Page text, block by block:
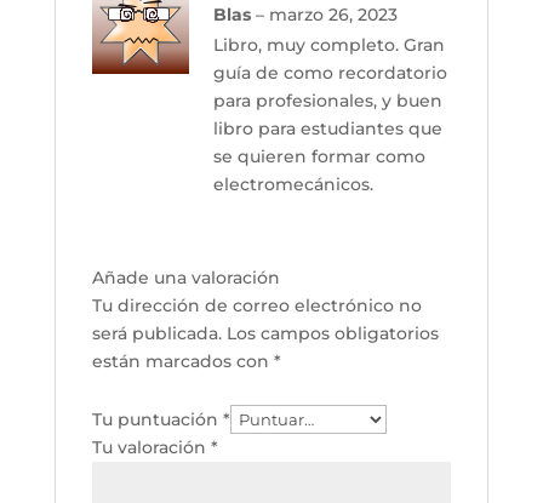
Valorado
Blas – marzo 26, 2023
Libro, muy completo. Gran
guía de como recordatorio
para profesionales, y buen
libro para estudiantes que
se quieren formar como
electromecánicos.
Añade una valoración
Tu dirección de correo electrónico no
será publicada. Los campos obligatorios
están marcados con *
Tu puntuación *
Tu valoración *